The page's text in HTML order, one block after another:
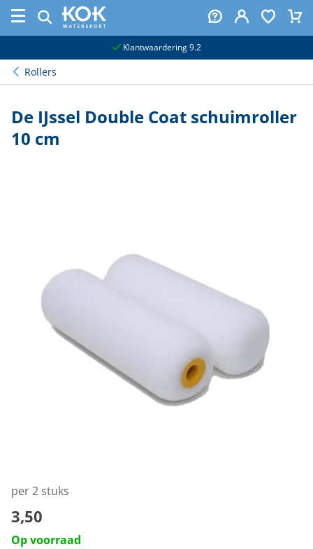
Klantwaardering 9.2
Rollers
De IJssel Double Coat schuimroller
10 cm
per 2 stuks
3,50
Op voorraad